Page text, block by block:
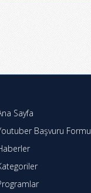
Sayfa
Başvuru Formu